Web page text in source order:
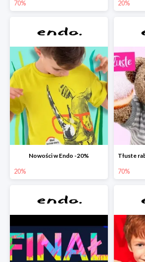
70% 20%
Nowości w Endo -20%
20% 70%